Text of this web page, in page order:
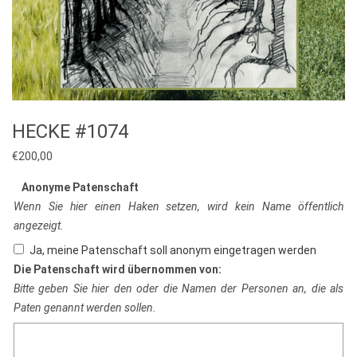
HECKE #1074
€200,00
Anonyme Patenschaft
Wenn Sie hier einen Haken setzen, wird kein Name öffentlich
angezeigt.
Ja, meine Patenschaft soll anonym eingetragen werden
Die Patenschaft wird übernommen von:
Bitte geben Sie hier den oder die Namen der Personen an, die als
Paten genannt werden sollen.